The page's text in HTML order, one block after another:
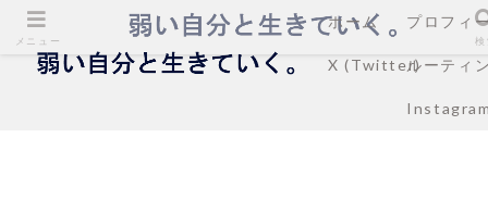
ホーム プロフィ
X (Twitter)ルーティ
メニュー